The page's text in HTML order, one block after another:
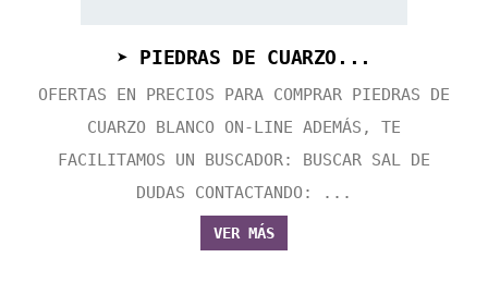
➤ PIEDRAS DE CUARZO...
OFERTAS EN PRECIOS PARA COMPRAR PIEDRAS DE
CUARZO BLANCO ON-LINE ADEMÁS, TE
FACILITAMOS UN BUSCADOR: BUSCAR SAL DE
DUDAS CONTACTANDO: ...
VER MÁS